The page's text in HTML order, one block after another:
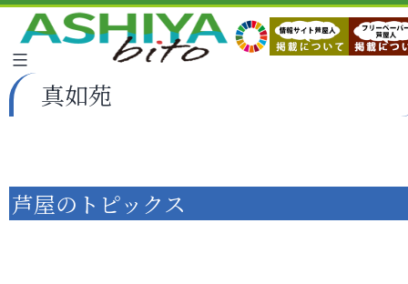
真如苑
芦屋のトピックス